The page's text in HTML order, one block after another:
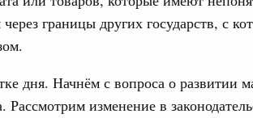
границы других государств, с
дня. Начнём с вопроса о развитии
Рассмотрим изменение в
Email